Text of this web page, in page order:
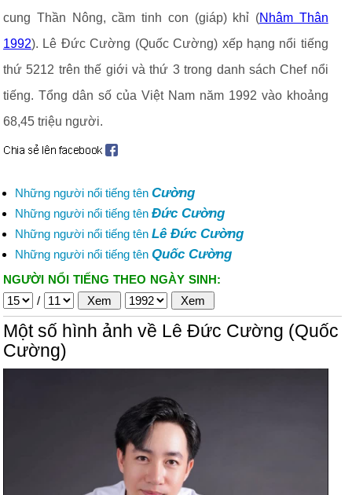
cung Thần Nông, cầm tinh con (giáp) khỉ (Nhâm Thân
1992). Lê Đức Cường (Quốc Cường) xếp hạng nổi tiếng
thứ 5212 trên thế giới và thứ 3 trong danh sách Chef nổi
tiếng. Tổng dân số của Việt Nam năm 1992 vào khoảng
68,45 triệu người.
Những người nổi tiếng tên Cường
Những người nổi tiếng tên Đức Cường
Những người nổi tiếng tên Lê Đức Cường
Những người nổi tiếng tên Quốc Cường
NGƯỜI NỔI TIẾNG THEO NGÀY SINH:
/
Một số hình ảnh về Lê Đức Cường (Quốc
Cường)